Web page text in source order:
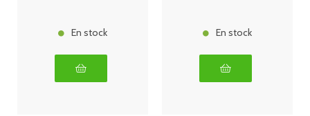
En stock En stock